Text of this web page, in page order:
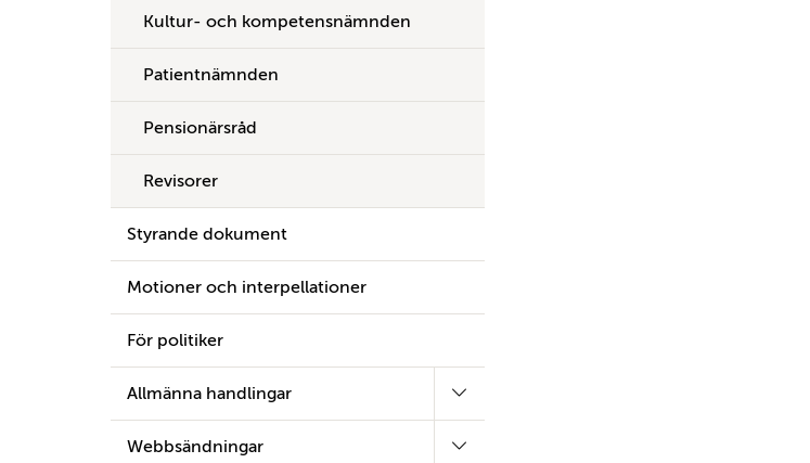
Kultur- och kompetensnämnden
Patientnämnden
Pensionärsråd
Revisorer
Styrande dokument
Motioner och interpellationer
För politiker
Allmänna handlingar
Webbsändningar